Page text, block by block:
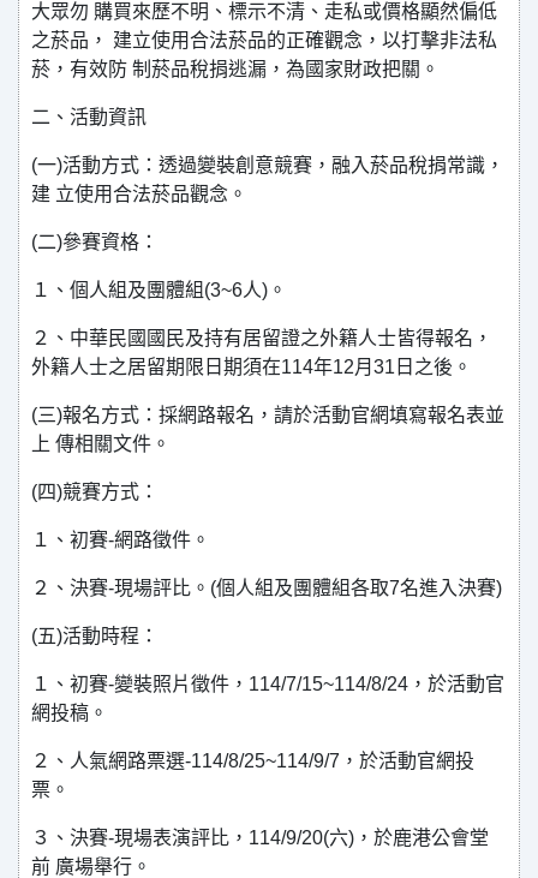
大眾勿 購買來歷不明、標示不清、走私或價格顯然偏低
之菸品， 建立使用合法菸品的正確觀念，以打擊非法私
菸，有效防 制菸品稅捐逃漏，為國家財政把關。
二、活動資訊
(一)活動方式：透過變裝創意競賽，融入菸品稅捐常識，
建 立使用合法菸品觀念。
(二)參賽資格：
１、個人組及團體組(3~6人)。
２、中華民國國民及持有居留證之外籍人士皆得報名，
外籍人士之居留期限日期須在114年12月31日之後。
(三)報名方式：採網路報名，請於活動官網填寫報名表並
上 傳相關文件。
(四)競賽方式：
１、初賽-網路徵件。
２、決賽-現場評比。(個人組及團體組各取7名進入決賽)
(五)活動時程：
１、初賽-變裝照片徵件，114/7/15~114/8/24，於活動官
網投稿。
２、人氣網路票選-114/8/25~114/9/7，於活動官網投
票。
３、決賽-現場表演評比，114/9/20(六)，於鹿港公會堂
前 廣場舉行。